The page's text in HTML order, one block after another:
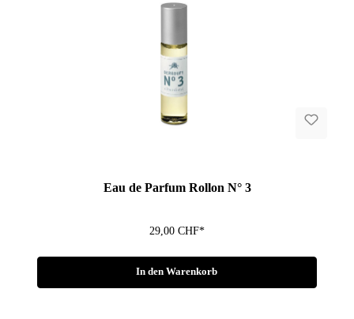
Eau de Parfum Rollon N° 3
29,00 CHF*
In den Warenkorb